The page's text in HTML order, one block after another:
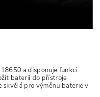
a disponuje funkcí
baterii do přístroje
skvělá pro výměnu baterie v